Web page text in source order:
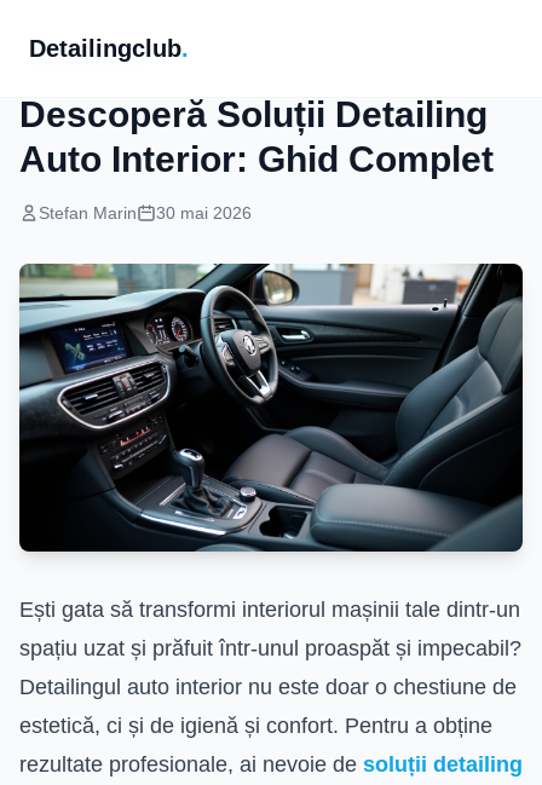
Detailingclub.
Detailing Auto
Descoperă Soluții Detailing
Auto Interior: Ghid Complet
Stefan Marin 30 mai 2026
Ești gata să transformi interiorul mașinii tale dintr-un
spațiu uzat și prăfuit într-unul proaspăt și impecabil?
Detailingul auto interior nu este doar o chestiune de
estetică, ci și de igienă și confort. Pentru a obține
rezultate profesionale, ai nevoie de soluții detailing